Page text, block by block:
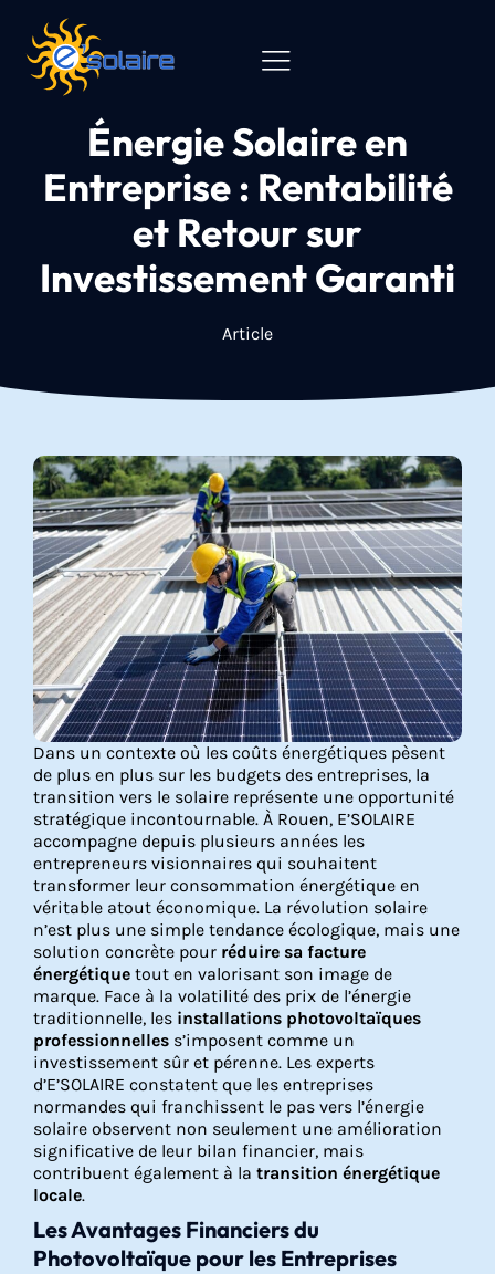
Énergie Solaire en
Entreprise : Rentabilité
et Retour sur
Investissement Garanti
Article
Dans un contexte où les coûts énergétiques pèsent
de plus en plus sur les budgets des entreprises, la
transition vers le solaire représente une opportunité
stratégique incontournable. À Rouen, E’SOLAIRE
accompagne depuis plusieurs années les
entrepreneurs visionnaires qui souhaitent
transformer leur consommation énergétique en
véritable atout économique. La révolution solaire
n’est plus une simple tendance écologique, mais une
solution concrète pour réduire sa facture
énergétique tout en valorisant son image de
marque. Face à la volatilité des prix de l’énergie
traditionnelle, les installations photovoltaïques
professionnelles s’imposent comme un
investissement sûr et pérenne. Les experts
d’E’SOLAIRE constatent que les entreprises
normandes qui franchissent le pas vers l’énergie
solaire observent non seulement une amélioration
significative de leur bilan financier, mais
contribuent également à la transition énergétique
locale.
Les Avantages Financiers du
Photovoltaïque pour les Entreprises